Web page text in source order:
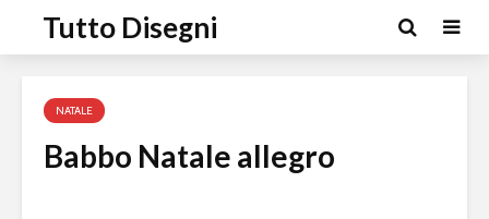
Tutto Disegni
NATALE
Babbo Natale allegro